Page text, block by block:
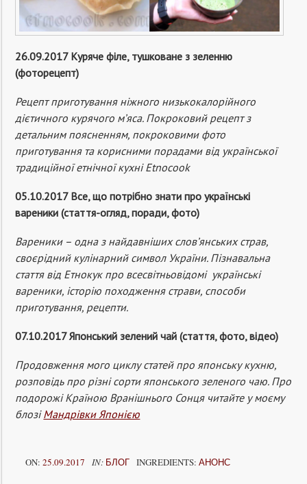
26.09.2017 Куряче філе, тушковане з зеленню
(фоторецепт)
Рецепт приготування ніжного низькокалорійного
дієтичного курячого м’яса. Покроковий рецепт з
детальним поясненням, покроковими фото
приготування та корисними порадами від української
традиційної етнічної кухні Etnocook
05.10.2017 Все, що потрібно знати про українські
вареники (стаття-огляд, поради, фото)
Вареники – одна з найдавніших слов’янських страв,
своєрідний кулінарний символ України. Пізнавальна
стаття від Етнокук про всесвітньовідомі українські
вареники, історію походження страви, способи
приготування, рецепти.
07.10.2017 Японський зелений чай (стаття, фото, відео)
Продовження мого циклу статей про японську кухню,
розповідь про різні сорти японського зеленого чаю. Про
подорожі Країною Вранішнього Сонця читайте у моєму
блозіМандрівки Японією
ON: 25.09.2017 IN: БЛОГ INGREDIENTS: АНОНС